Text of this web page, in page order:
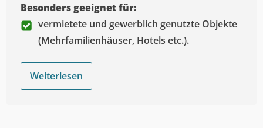
Besonders geeignet für:
vermietete und gewerblich genutzte Objekte
(Mehrfamilienhäuser, Hotels etc.).
Weiterlesen